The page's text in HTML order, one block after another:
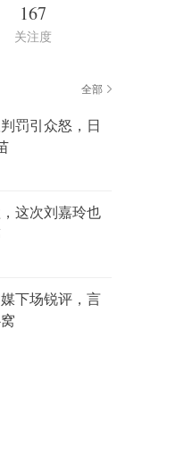
167
关注度
全部
罚引众怒，日
这次刘嘉玲也
下场锐评，言